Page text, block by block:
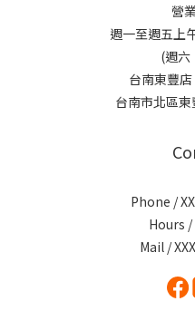
營
週一至週五上
(週六
台南東豐
台南市北區
Phone /
Hours /
Mail /